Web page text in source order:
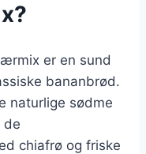
er en sund
bananbrød.
naturlige sødme
de
chiafrø og friske